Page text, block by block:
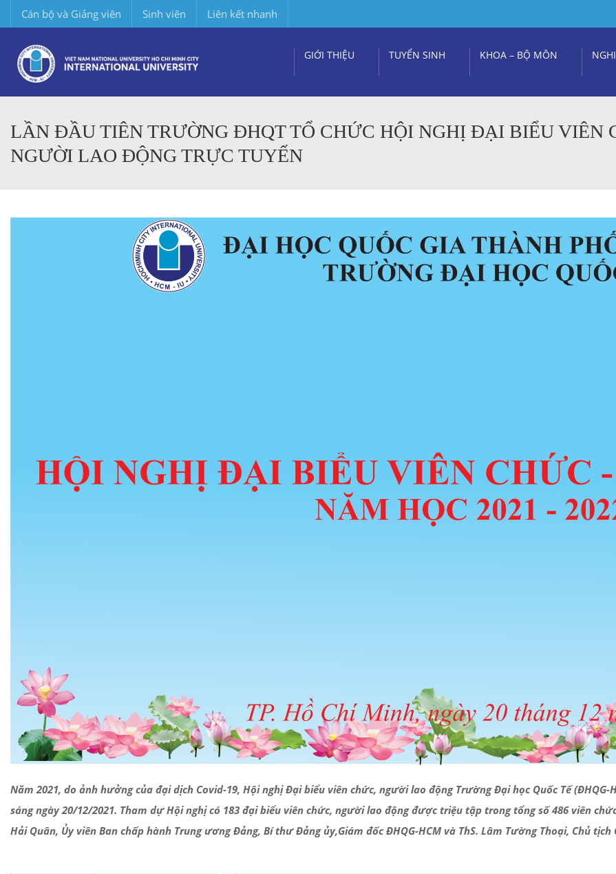
Cán bộ và Giảng viên Sinh viên Liên kết nhanh
GIỚI THIỆU TUYỂN SINH KHOA – BỘ MÔN
LẦN ĐẦU TIÊN TRƯỜNG ĐHQT TỔ CHỨC HỘI NGHỊ ĐẠI BIỂU VIÊN
NGƯỜI LAO ĐỘNG TRỰC TUYẾN
Năm 2021, do ảnh hưởng của đại dịch Covid-19, Hội nghị Đại biểu viên chức, người lao động Trường Đại học Quốc Tế
sáng ngày 20/12/2021. Tham dự Hội nghị có 183 đại biểu viên chức, người lao động được triệu tập trong tổng số 486 viên
Hải Quân, Ủy viên Ban chấp hành Trung ương Đảng, Bí thư Đảng ủy,Giám đốc ĐHQG-HCM và ThS. Lâm Tường Thoại, Chủ tịch